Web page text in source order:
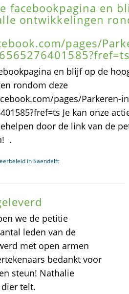
facebookpagina en
ontwikkelingen
pages/
en blijf op de
rondom deze
pages/Parkeren-
Je kan onze
door de link van de
.
in Saendelft
we de petitie
leden van de
met open armen
bedankt voor
steun! Nathalie
dier telt.